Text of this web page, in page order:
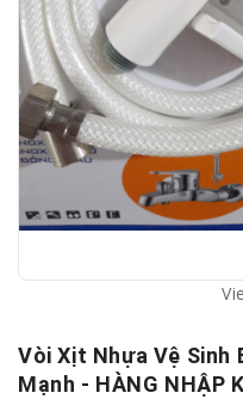
Vòi Xịt Nhựa Vệ Sinh
Mạnh - HÀNG NHẬP